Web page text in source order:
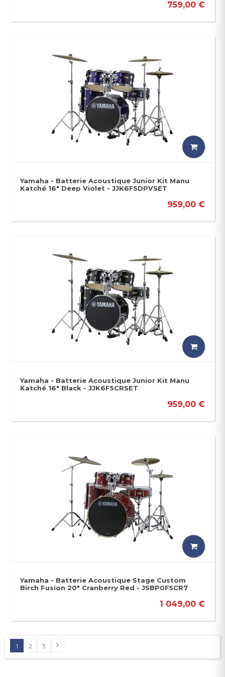
759,00 €
Yamaha - Batterie Acoustique Junior Kit Manu
Katché 16" Deep Violet - JJK6F5DPVSET
959,00 €
Yamaha - Batterie Acoustique Junior Kit Manu
Katché 16" Black - JJK6F5CRSET
959,00 €
Yamaha - Batterie Acoustique Stage Custom
Birch Fusion 20" Cranberry Red - JSBP0F5CR7
1 049,00 €
1 2 3